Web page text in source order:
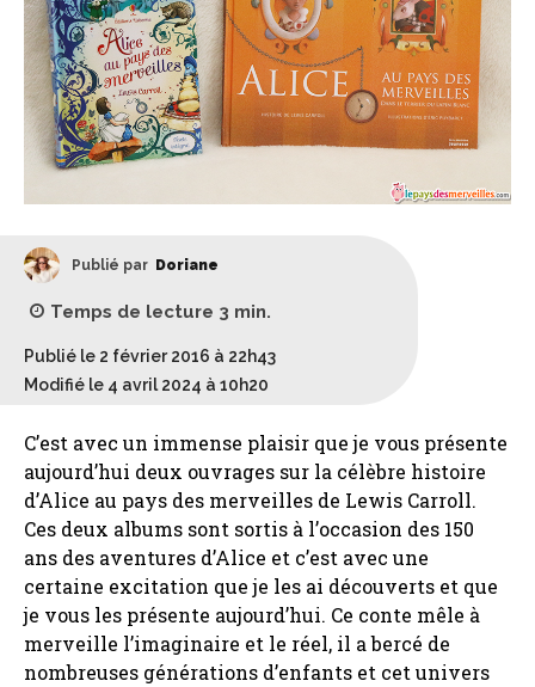
Publié par Doriane
Temps de lecture 3 min.
Publié le 2 février 2016 à 22h43
Modifié le 4 avril 2024 à 10h20
C’est avec un immense plaisir que je vous présente
aujourd’hui deux ouvrages sur la célèbre histoire
d’Alice au pays des merveilles de Lewis Carroll.
Ces deux albums sont sortis à l’occasion des 150
ans des aventures d’Alice et c’est avec une
certaine excitation que je les ai découverts et que
je vous les présente aujourd’hui. Ce conte mêle à
merveille l’imaginaire et le réel, il a bercé de
nombreuses générations d’enfants et cet univers